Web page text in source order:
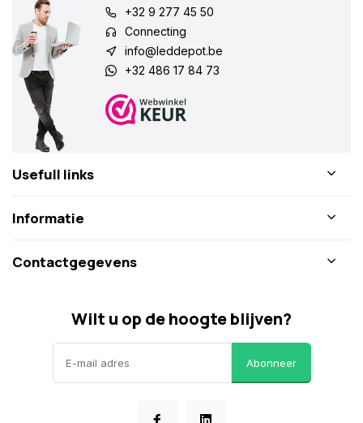
+32 9 277 45 50
Connecting
info@leddepot.be
+32 486 17 84 73
Usefull links
Informatie
Contactgegevens
Wilt u op de hoogte blijven?
Abonneer